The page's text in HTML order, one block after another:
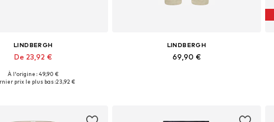
LINDBERGH
De 23,92 €
disponibles: S, M, L, XL, XXL
À l'origine : 49,90 €
prix le plus bas :23,92 €
LINDBERGH
69,90 €